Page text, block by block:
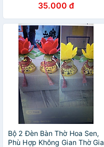
Túi Vàng Thần Tài Đựng Gạo
Muối ( Mở Nắp ) 6x5.5cm
35.000 đ
Bộ 2 Đèn Bàn Thờ Hoa Sen,
Phù Hợp Không Gian Thờ Gia